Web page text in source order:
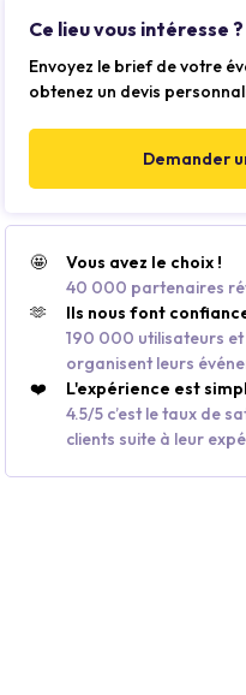
Ce lieu vous intéresse ?
Envoyez le brief de votre
obtenez un devis
Demander
🤩
Vous avez le choix !
40 000 partenaires
🫶
Ils nous font
190 000 utilisateurs
organisent leurs
❤️
L'expérience est
4.5/5 c’est le taux de
clients suite à leur